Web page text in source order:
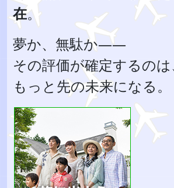
在。
夢か、無駄か――
その評価が確定するのは
もっと先の未来になる。